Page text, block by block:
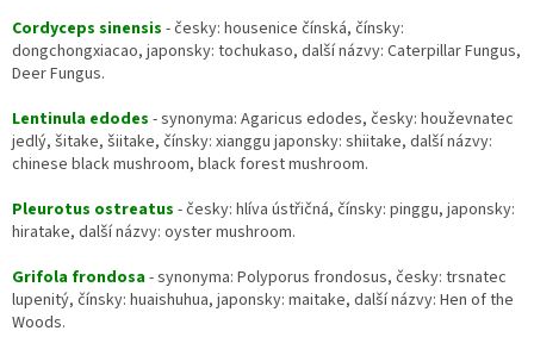
y
v
i
s
u
Cordyceps sinensis - česky: housenice čínská, čínsky:
dongchongxiacao, japonsky: tochukaso, další názvy: Caterpillar Fungus,
Deer Fungus.
Lentinula edodes - synonyma: Agaricus edodes, česky: houževnatec
jedlý, šitake, šiitake, čínsky: xianggu japonsky: shiitake, další názvy:
chinese black mushroom, black forest mushroom.
Pleurotus ostreatus - česky: hlíva ústřičná, čínsky: pinggu, japonsky:
hiratake, další názvy: oyster mushroom.
Grifola frondosa- synonyma: Polyporus frondosus, česky: trsnatec
lupenitý, čínsky: huaishuhua, japonsky: maitake, další názvy: Hen of the
Woods.